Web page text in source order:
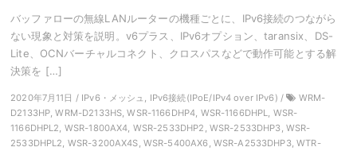
バッファローの無線LANルーターの機種ごとに、IPv6接続のつながら
ない現象と対策を説明。v6プラス、IPv6オプション、taransix、DS-
Lite、OCNバーチャルコネクト、クロスパスなどで動作可能とする解
決策を […]
2020年7月11日 / IPv6・メッシュ, IPv6接続(IPoE/IPv4 over IPv6) /
WRM-
D2133HP, WRM-D2133HS, WSR-1166DHP4, WSR-1166DHPL, WSR-
1166DHPL2, WSR-1800AX4, WSR-2533DHP2, WSR-2533DHP3, WSR-
2533DHPL2, WSR-3200AX4S, WSR-5400AX6, WSR-A2533DHP3, WTR-